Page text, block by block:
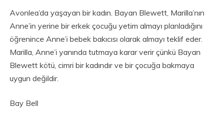
Avonlea’da yaşayan bir kadın. Bayan Blewett, Marilla’nın
Anne’in yerine bir erkek çocuğu yetim almayı planladığını
öğrenince Anne’i bebek bakıcısı olarak almayı teklif eder.
Marilla, Anne’i yanında tutmaya karar verir çünkü Bayan
Blewett kötü, cimri bir kadındır ve bir çocuğa bakmaya
uygun değildir.
Bay Bell